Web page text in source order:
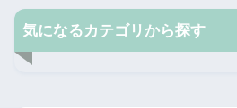
気になるカテゴリから探す